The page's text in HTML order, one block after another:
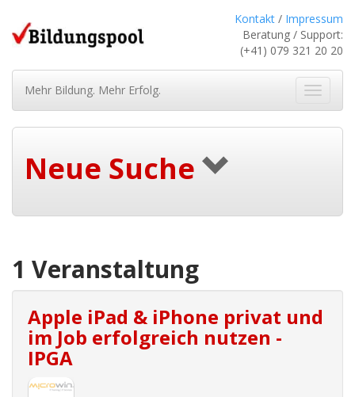
Kontakt / Impressum
Beratung / Support:
(+41) 079 321 20 20
ein-/
Mehr Bildung. Mehr Erfolg.
Neue Suche
1 Veranstaltung
Apple iPad & iPhone privat und
im Job erfolgreich nutzen -
IPGA